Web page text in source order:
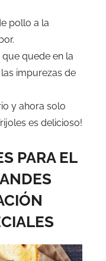
pollo a la
quede en la
impurezas de
y ahora solo
es delicioso!
PARA EL